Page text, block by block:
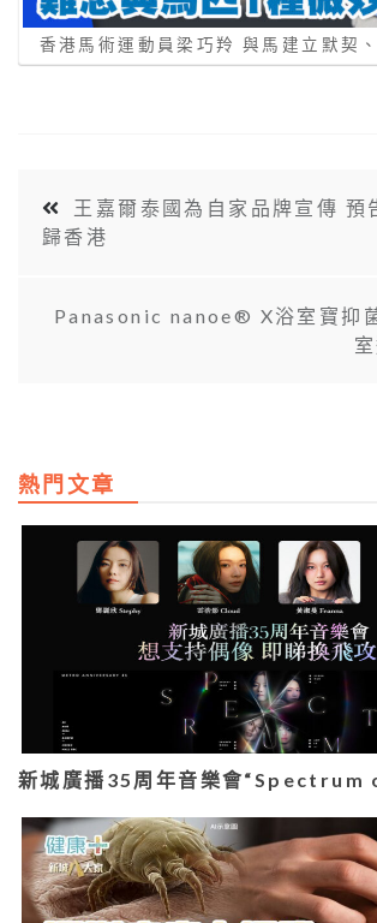
香港馬術運動員梁巧羚 與馬建立默契
王嘉爾泰國為自家品牌宣傳 預
歸香港
Panasonic nanoe® X浴室寶抑
熱門文章
新城廣播35周年音樂會“Spectrum